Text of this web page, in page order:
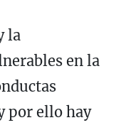
la
en la
por ello hay